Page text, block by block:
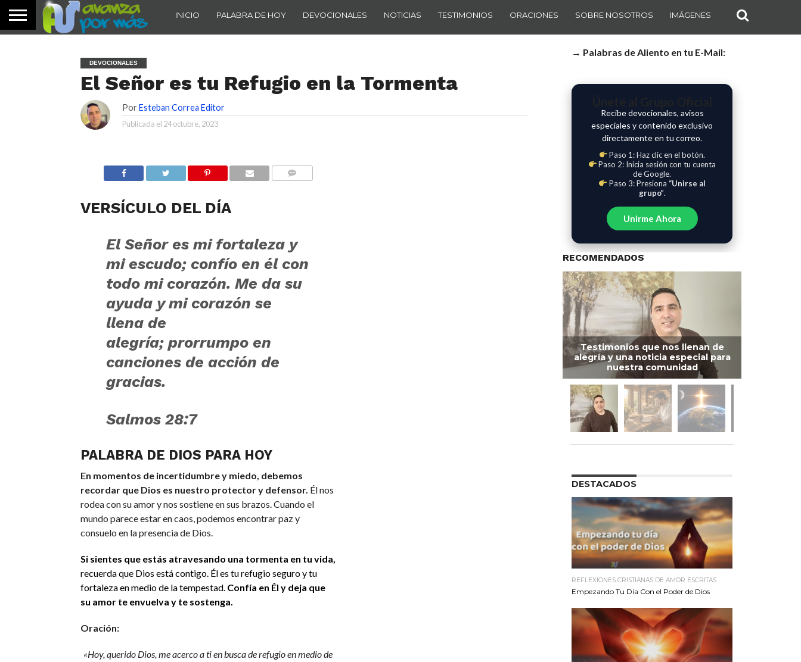
INICIO PALABRA DE HOY DEVOCIONALES NOTICIAS TESTIMONIOS ORACIONES SOBRE NOSOTROS IMÁGENES
DEVOCIONALES
El Señor es tu Refugio en la Tormenta
Por Esteban Correa Editor
Publicada el 24 octubre, 2023
VERSÍCULO DEL DÍA
El Señores mi fortaleza y
mi escudo; confío en él con
todo mi corazón. Me da su
ayuda y mi corazón se
llena de
alegría; prorrumpo en
canciones de acción de
gracias.
Salmos 28:7
PALABRA DE DIOS PARA HOY
En momentos de incertidumbre y miedo, debemos
recordar que Dios es nuestro protector y defensor. Él nos
rodea con su amor y nos sostiene en sus brazos. Cuando el
mundo parece estar en caos, podemos encontrar paz y
consuelo en la presencia de Dios.
Si sientes que estás atravesando una tormenta en tu vida,
recuerda que Dios está contigo. Él es tu refugio seguro y tu
fortaleza en medio de la tempestad. Confía en Él y deja que
su amor te envuelva y te sostenga.
Oración:
«Hoy, querido Dios, me acerco a ti en busca de refugio en medio de
→ Palabras de Aliento en tu E-Mail:
Recibe devocionales, avisos
especiales y contenido exclusivo
directamente en tu correo.
Paso 1: Haz clic en el botón.
Paso 2: Inicia sesión con tu cuenta
de Google.
Paso 3: Presiona “Unirse al
grupo”.
Unirme Ahora
RECOMENDADOS
Testimonios que nos llenan de
alegría y una noticia especial para
nuestra comunidad
DESTACADOS
REFLEXIONES CRISTIANAS DE AMOR ESCRITAS
Empezando Tu Día Con el Poder de Dios